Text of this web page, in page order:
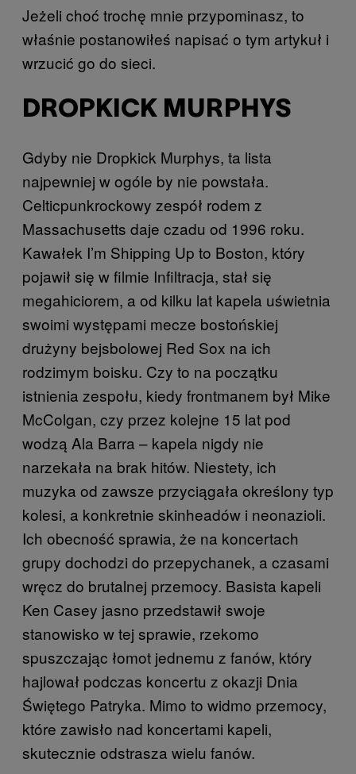
Jeżeli choć trochę mnie przypominasz, to
właśnie postanowiłeś napisać o tym artykuł i
wrzucić go do sieci.
DROPKICK MURPHYS
Gdyby nie Dropkick Murphys, ta lista
najpewniej w ogóle by nie powstała.
Celticpunkrockowy zespół rodem z
Massachusetts daje czadu od 1996 roku.
Kawałek I’m Shipping Up to Boston, który
pojawił się w filmie Infiltracja, stał się
megahiciorem, a od kilku lat kapela uświetnia
swoimi występami mecze bostońskiej
drużyny bejsbolowej Red Sox na ich
rodzimym boisku. Czy to na początku
istnienia zespołu, kiedy frontmanem był Mike
McColgan, czy przez kolejne 15 lat pod
wodzą Ala Barra – kapela nigdy nie
narzekała na brak hitów. Niestety, ich
muzyka od zawsze przyciągała określony typ
kolesi, a konkretnie skinheadów i neonazioli.
Ich obecność sprawia, że na koncertach
grupy dochodzi do przepychanek, a czasami
wręcz do brutalnej przemocy. Basista kapeli
Ken Casey jasno przedstawił swoje
stanowisko w tej sprawie, rzekomo
spuszczając łomot jednemu z fanów, który
hajlował podczas koncertu z okazji Dnia
Świętego Patryka. Mimo to widmo przemocy,
które zawisło nad koncertami kapeli,
skutecznie odstrasza wielu fanów.